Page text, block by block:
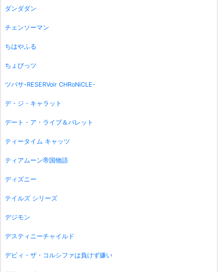
ダンダダン
チェンソーマン
ちはやふる
ちょびっツ
ツバサ-RESERVoir CHRoNiCLE-
デ・ジ・キャラット
デート・ア・ライブ＆バレット
ティータイム キャッツ
ティアムーン帝国物語
ディズニー
テイルズ シリーズ
デジモン
デスティニーチャイルド
デビィ・ザ・コルシファは負けず嫌い